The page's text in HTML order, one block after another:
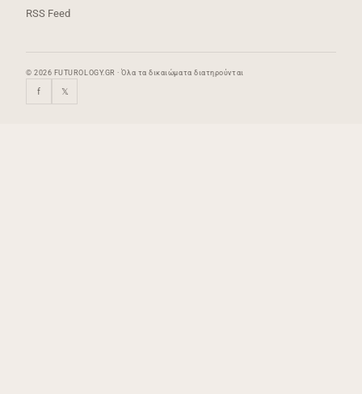
RSS Feed
© 2026 FUTUROLOGY.GR · Όλα τα δικαιώματα διατηρούνται
f 𝕏